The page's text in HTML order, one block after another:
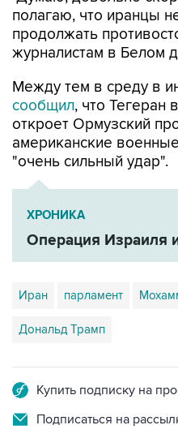
полагаю, что иранцы
продолжать
журналистам в Белом
Между тем в среду в
сообщил, что Тегеран
откроет Ормузский
американские
"очень сильный удар".
ХРОНИКА
Операция Израиля
Иран парламент
Дональд Трамп
Купить подписку на
Подписаться на